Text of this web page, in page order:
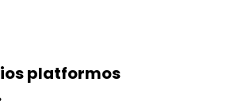
platformos